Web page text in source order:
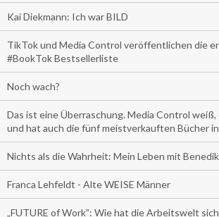
Kai Diekmann: Ich war BILD
TikTok und Media Control veröffentlichen die
#BookTok Bestsellerliste
Noch wach?
Das ist eine Überraschung. Media Control weiß,
und hat auch die fünf meistverkauften Bücher
Nichts als die Wahrheit: Mein Leben mit
Franca Lehfeldt - Alte WEISE Männer
„FUTURE of Work”: Wie hat die Arbeitswelt